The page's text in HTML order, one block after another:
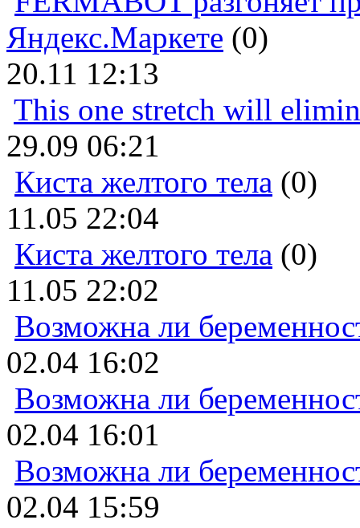
Яндекс.Маркете (0)
20.11 12:13
This one stretch will
29.09 06:21
Киста желтого тела (0)
11.05 22:04
Киста желтого тела (0)
11.05 22:02
Возможна ли
02.04 16:02
Возможна ли
02.04 16:01
Возможна ли
02.04 15:59